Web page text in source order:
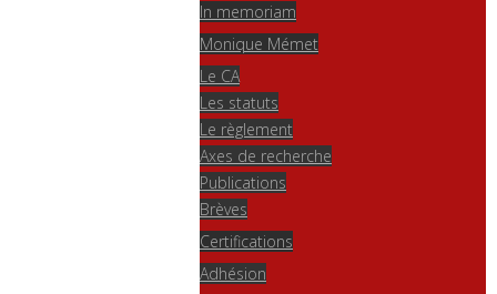
In memoriam
Monique Mémet
Le CA
Les statuts
Le règlement
Axes de recherche
Publications
Brèves
Certifications
Adhésion